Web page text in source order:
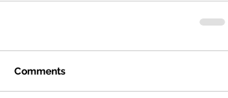
Comments